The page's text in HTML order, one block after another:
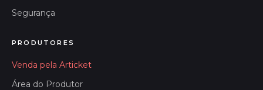
Segurança
PRODUTORES
Venda pela Articket
Área do Produtor